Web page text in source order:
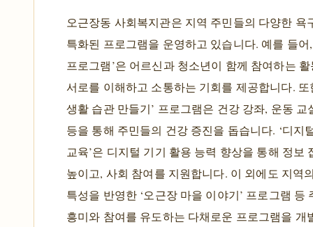
오근장동 사회복지관은 지역 주민들의 다양한 욕
특화된 프로그램을 운영하고 있습니다. 예를 들어
프로그램’은 어르신과 청소년이 함께 참여하는
서로를 이해하고 소통하는 기회를 제공합니다. 또
생활 습관 만들기’ 프로그램은 건강 강좌, 운동 교
등을 통해 주민들의 건강 증진을 돕습니다. ‘디지
교육’은 디지털 기기 활용 능력 향상을 통해 정보
높이고, 사회 참여를 지원합니다. 이 외에도 지역
특성을 반영한 ‘오근장 마을 이야기’ 프로그램 등
흥미와 참여를 유도하는 다채로운 프로그램을 개